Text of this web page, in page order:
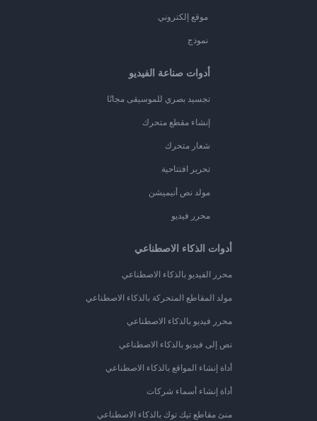
موقع إلكتروني
نموذج
أدوات صناعة الفيديو
تجسيد بصري للموسيقى مجانًا
إنشاء مقطع متحرك
شعار متحرك
تحرير افتتاحية
مولد نص أنيميشن
محرر فيديو
أدوات الذكاء الاصطناعي
محرر الفيديو بالذكاء الاصطناعي
مولد المقاطع المتحركة بالذكاء الاصطناعي
محرر فيديو بالذكاء الاصطناعي
نص إلى فيديو بالذكاء الاصطناعي
أداة إنشاء المواقع بالذكاء الاصطناعي
أداة إنشاء أسماء شركات
منئ مقاطع تيك توك بالذكاء الاصطناعي